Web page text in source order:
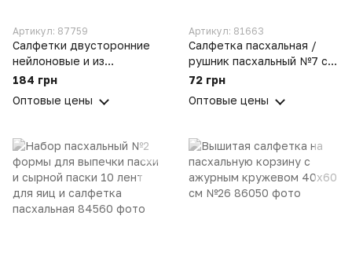
Артикул: 87759
Салфетки двусторонние
нейлоновые и из
микрофибры, набор 5 шт.
184 грн
Оптовые цены
Артикул: 81663
Салфетка пасхальная /
рушник пасхальный №7 с
блестками
72 грн
Оптовые цены